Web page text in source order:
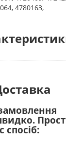
4780163,
спосіб: